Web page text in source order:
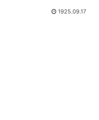
1925.09.17